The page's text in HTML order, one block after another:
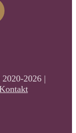
2026 |